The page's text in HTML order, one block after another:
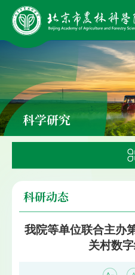
科学研究
科研动态
我院等单位联合主办
关村数